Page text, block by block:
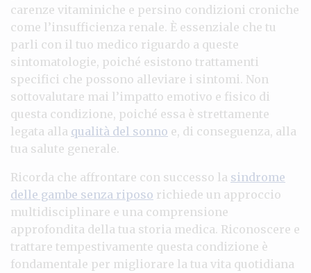
carenze vitaminiche e persino condizioni croniche
come l’insufficienza renale. È essenziale che tu
parli con il tuo medico riguardo a queste
sintomatologie, poiché esistono trattamenti
specifici che possono alleviare i sintomi. Non
sottovalutare mai l’impatto emotivo e fisico di
questa condizione, poiché essa è strettamente
legata alla qualità del sonno e, di conseguenza, alla
tua salute generale.
Ricorda che affrontare con successo la sindrome
delle gambe senza riposo richiede un approccio
multidisciplinare e una comprensione
approfondita della tua storia medica. Riconoscere e
trattare tempestivamente questa condizione è
fondamentale per migliorare la tua vita quotidiana